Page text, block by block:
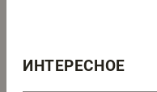
ИНТЕРЕСНОЕ